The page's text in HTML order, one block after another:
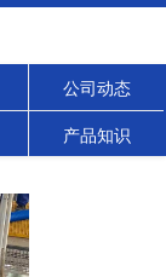
公司动态
产品知识